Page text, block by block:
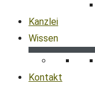
Kanzlei
Wissen
Kontakt